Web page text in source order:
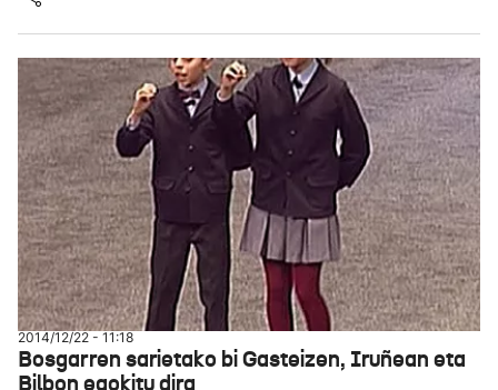
2014/12/22 - 11:18
Bosgarren sarietako bi Gasteizen, Iruñean eta
Bilbon egokitu dira